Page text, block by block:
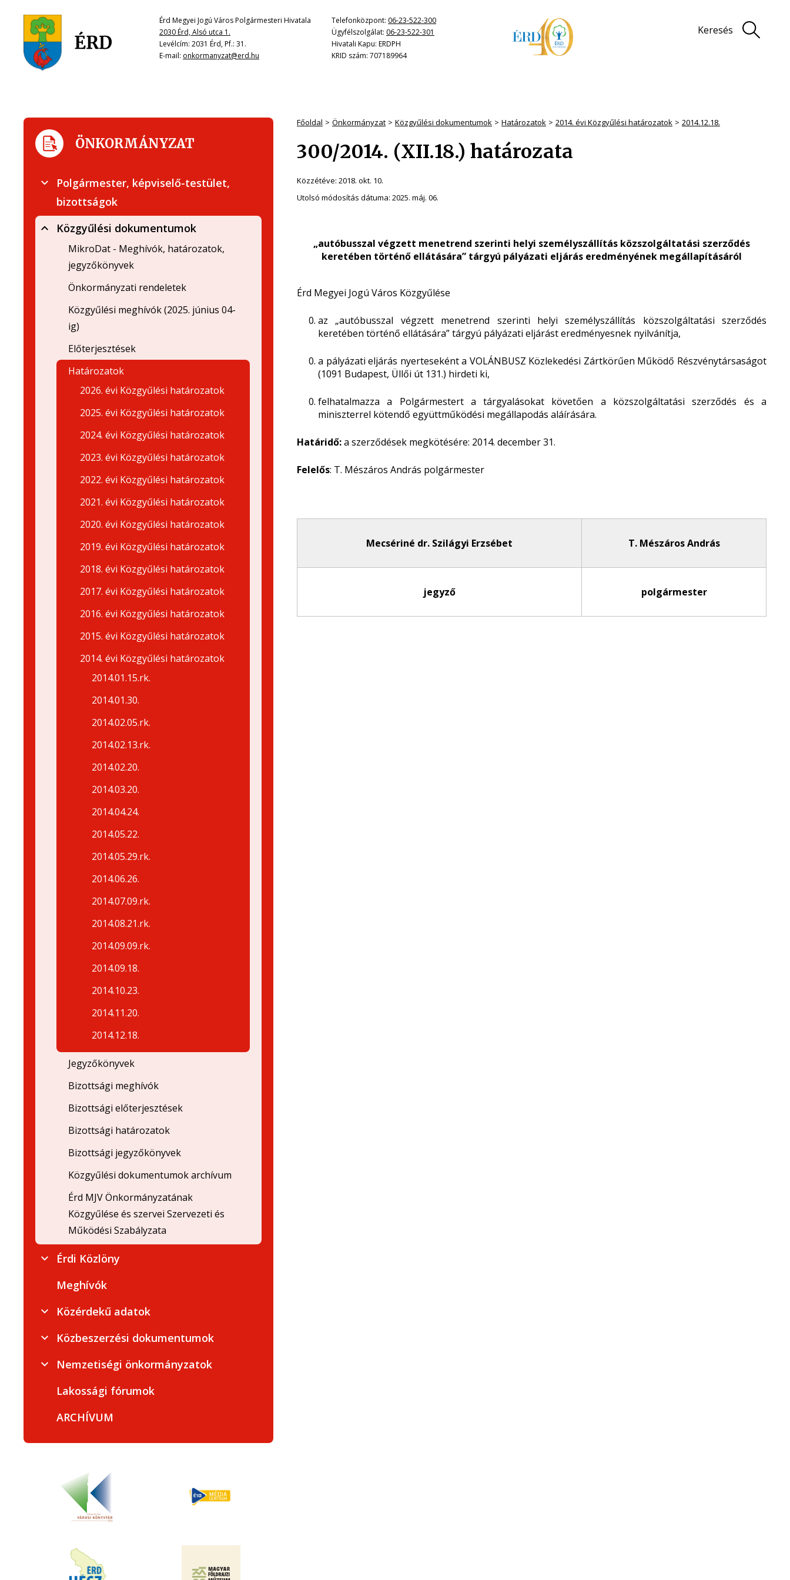
Érd Megyei Jogú Város Polgármesteri Hivatala
2030 Érd, Alsó utca 1.
Levélcím: 2031 Érd, Pf.: 31.
E-mail: onkormanyzat@erd.hu
Telefonközpont: 06-23-522-300
Ügyfélszolgálat: 06-23-522-301
Hivatali Kapu: ERDPH
KRID szám: 707189964
Keresés
Főoldal Önkormányzat Közgyűlési dokumentumok Határozatok 2014. évi Közgyűlési határozatok 2014.12.18.
300/2014. (XII.18.) határozata
Közzétéve: 2018. okt. 10.
Utolsó módosítás dátuma: 2025. máj. 06.
„autóbusszal végzett menetrend szerinti helyi személyszállítás közszolgáltatási szerződés
keretében történő ellátására” tárgyú pályázati eljárás eredményének megállapításáról
Érd Megyei Jogú Város Közgyűlése
az „autóbusszal végzett menetrend szerinti helyi személyszállítás közszolgáltatási szerződés
keretében történő ellátására” tárgyú pályázati eljárást eredményesnek nyilvánítja,
a pályázati eljárás nyerteseként a VOLÁNBUSZ Közlekedési Zártkörűen Működő Részvénytársaságot
(1091 Budapest, Üllői út 131.) hirdeti ki,
felhatalmazza a Polgármestert a tárgyalásokat követően a közszolgáltatási szerződés és a
miniszterrel kötendő együttműködési megállapodás aláírására.
Határidő:a szerződések megkötésére: 2014. december 31.
Felelős: T. Mészáros András polgármester
Mecsériné dr. Szilágyi Erzsébet T. Mészáros András
jegyző polgármester
ÖNKORMÁNYZAT
Polgármester, képviselő-testület,
bizottságok
Közgyűlési dokumentumok
MikroDat - Meghívók, határozatok,
jegyzőkönyvek
Önkormányzati rendeletek
Közgyűlési meghívók (2025. június 04-
ig)
Előterjesztések
Határozatok
2026. évi Közgyűlési határozatok
2025. évi Közgyűlési határozatok
2024. évi Közgyűlési határozatok
2023. évi Közgyűlési határozatok
2022. évi Közgyűlési határozatok
2021. évi Közgyűlési határozatok
2020. évi Közgyűlési határozatok
2019. évi Közgyűlési határozatok
2018. évi Közgyűlési határozatok
2017. évi Közgyűlési határozatok
2016. évi Közgyűlési határozatok
2015. évi Közgyűlési határozatok
2014. évi Közgyűlési határozatok
2014.01.15.rk.
2014.01.30.
2014.02.05.rk.
2014.02.13.rk.
2014.02.20.
2014.03.20.
2014.04.24.
2014.05.22.
2014.05.29.rk.
2014.06.26.
2014.07.09.rk.
2014.08.21.rk.
2014.09.09.rk.
2014.09.18.
2014.10.23.
2014.11.20.
2014.12.18.
Jegyzőkönyvek
Bizottsági meghívók
Bizottsági előterjesztések
Bizottsági határozatok
Bizottsági jegyzőkönyvek
Közgyűlési dokumentumok archívum
Érd MJV Önkormányzatának
Közgyűlése és szervei Szervezeti és
Működési Szabályzata
Érdi Közlöny
Meghívók
Közérdekű adatok
Közbeszerzési dokumentumok
Nemzetiségi önkormányzatok
Lakossági fórumok
ARCHÍVUM